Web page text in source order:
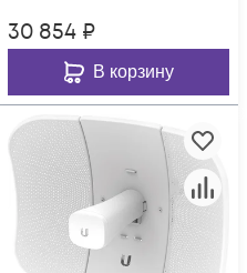
30 854 ₽
В корзину